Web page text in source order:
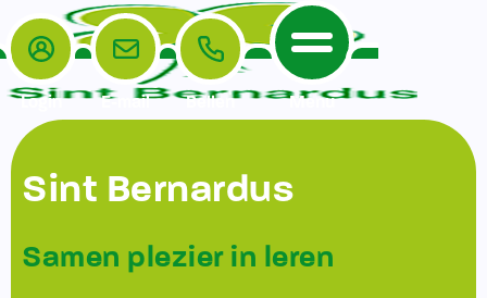
Home
De School
Veiligheidsplan
Het Team
Ouders
TussenSchoolse Opvang (TSO)
Login E-mail Bellen Menu
Sint Bernardus
Samen plezier in leren